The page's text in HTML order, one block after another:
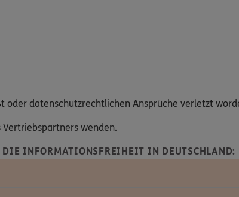
oder datenschutzrechtlichen Ansprüche verletzt
Vertriebspartners wenden.
DIE INFORMATIONSFREIHEIT IN DEUTSCHLAND: